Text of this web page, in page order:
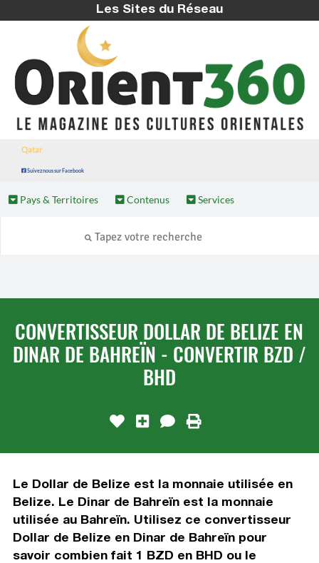
Les Sites du Réseau
Qatar
Suivez nous sur Facebook
Pays & Territoires Contenus Services
CONVERTISSEUR DOLLAR DE BELIZE EN
DINAR DE BAHREÏN - CONVERTIR BZD /
BHD
Le Dollar de Belize est la monnaie utilisée en
Belize. Le Dinar de Bahreïn est la monnaie
utilisée au Bahreïn. Utilisez ce convertisseur
Dollar de Belize en Dinar de Bahreïn pour
savoir combien fait 1 BZD en BHD ou le